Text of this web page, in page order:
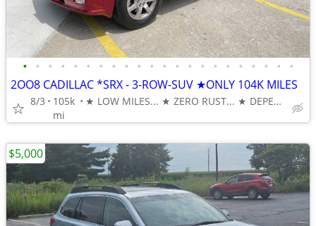
• • • • • • • • • • • • • • • • • • • • • •
2OO8 CADILLAC *SRX - 3-ROW-SUV ★ONLY 104K MILES
8/3
105k
mi
★ LOW MILES... ★ ZERO RUST... ★ DEPENDABLE & AFFORDABLE
$5,000